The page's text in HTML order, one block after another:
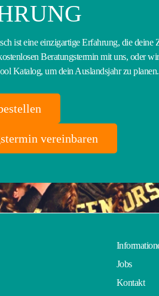
ist eine einzigartige Erfahrung, die deine
Beratungstermin mit uns, oder
Katalog, um dein Auslandsjahr zu planen.
vereinbaren
Jobs
Kontakt